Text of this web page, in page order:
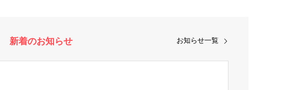
新着のお知らせ お知らせ一覧